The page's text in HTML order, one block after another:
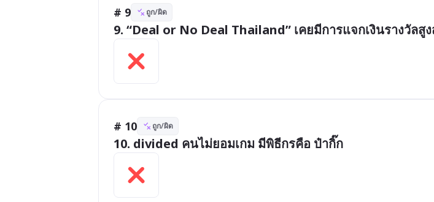
# 9 ถูก/ผิด
9. “Deal or No Deal Thailand” เคยมีการแจกเงินรางวัลสู
# 10 ถูก/ผิด
10. divided คนไม่ยอมเกม มีพิธีกรคือ ป๋ากิ๊ก